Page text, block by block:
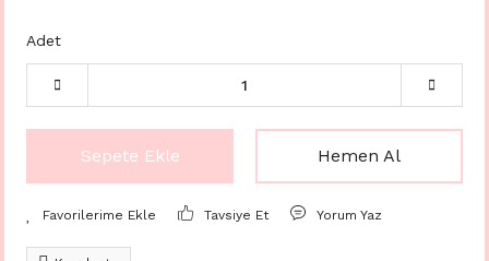
Adet
Sepete Ekle Hemen Al
Tavsiye Et Yorum Yaz